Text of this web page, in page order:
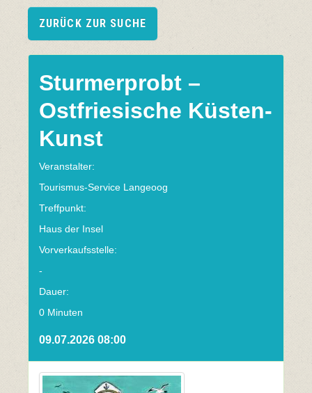
ZURÜCK ZUR SUCHE
Sturmerprobt –
Ostfriesische Küsten-
Kunst
Veranstalter:
Tourismus-Service Langeoog
Treffpunkt:
Haus der Insel
Vorverkaufsstelle:
-
Dauer:
0 Minuten
09.07.2026 08:00